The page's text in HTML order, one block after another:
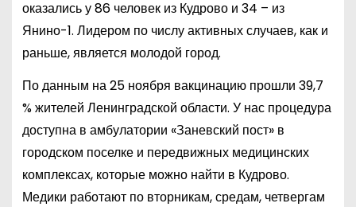
оказались у 86 человек из Кудрово и 34 – из
Янино-1. Лидером по числу активных случаев, как и
раньше, является молодой город.
По данным на 25 ноября вакцинацию прошли 39,7
% жителей Ленинградской области. У нас процедура
доступна в амбулатории «Заневский пост» в
городском поселке и передвижных медицинских
комплексах, которые можно найти в Кудрово.
Медики работают по вторникам, средам, четвергам